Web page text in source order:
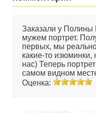
Заказали у
мужем портрет.
первых, мы
какие-то
нас) Теперь
самом видном
Оценка: